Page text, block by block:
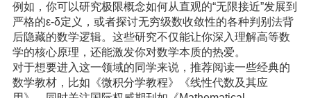
例如，你可以研究极限概念如何从直观的“无限接近”发展到
严格的ε-δ定义，或者探讨无穷级数收敛性的各种判别法背
后隐藏的数学逻辑。这些研究不仅能让你深入理解高等数
学的核心原理，还能激发你对数学本质的热爱。
对于想要进入这一领域的同学来说，推荐阅读一些经典的
数学教材，比如《微积分学教程》《线性代数及其应